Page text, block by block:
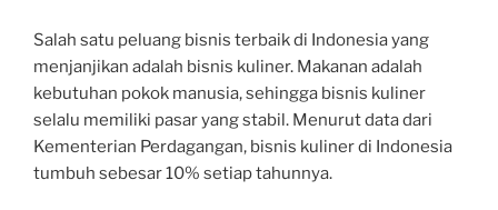
Salah satu peluang bisnis terbaik di Indonesia yang
menjanjikan adalah bisnis kuliner. Makanan adalah
kebutuhan pokok manusia, sehingga bisnis kuliner
selalu memiliki pasar yang stabil. Menurut data dari
Kementerian Perdagangan, bisnis kuliner di Indonesia
tumbuh sebesar 10% setiap tahunnya.